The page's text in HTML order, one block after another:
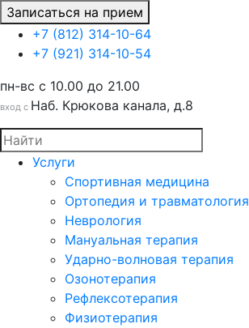
Записаться на прием
+7 (812) 314-10-64
+7 (921) 314-10-54
пн-вс c 10.00 до 21.00
вход с Наб. Крюкова канала, д.8
Услуги
Спортивная медицина
Ортопедия и травматология
Неврология
Мануальная терапия
Ударно-волновая терапия
Озонотерапия
Рефлексотерапия
Физиотерапия